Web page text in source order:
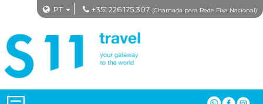
PT +351 226 175 307 (Chamada para Rede Fixa Nacional)